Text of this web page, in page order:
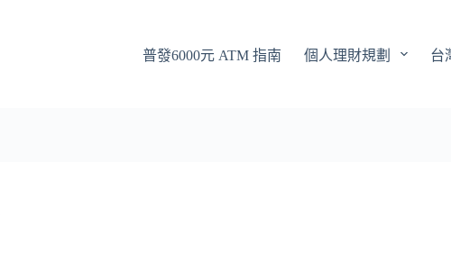
普發6000元 ATM 指南 個人理財規劃 台